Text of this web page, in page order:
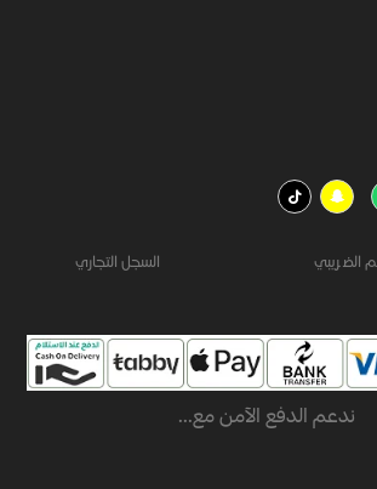
الضريبي السجل التجاري
ندعم الدفع الآمن مع...